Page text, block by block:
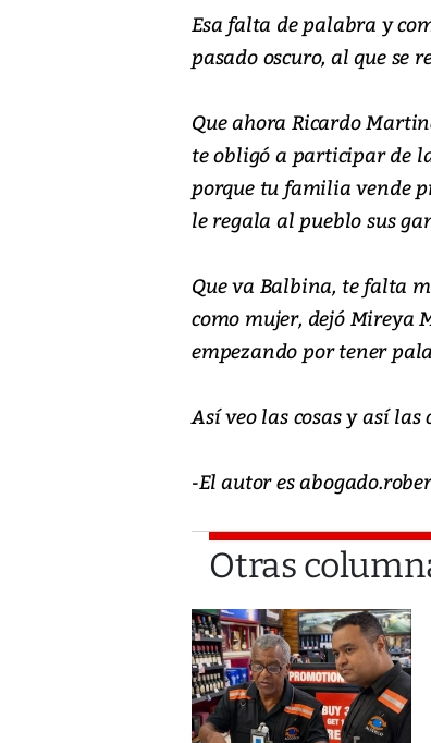
Esa falta de palabra y
pasado oscuro, al que se
Que ahora Ricardo
te obligó a participar de
porque tu familia vende
le regala al pueblo sus
Que va Balbina, te falta
como mujer, dejó Mireya
empezando por tener
Así veo las cosas y así las
-El autor es
Otras